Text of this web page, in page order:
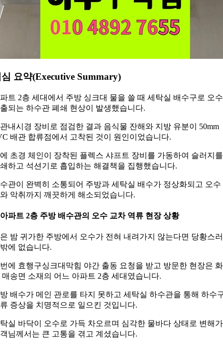
요약(Executive Summary)
트 2층 세대에서 주방 싱크대 물을 쓸 때 세탁실 배수구로 오
되는 하수관 폐쇄 현상이 발생했습니다.
내시경 장비로 점검한 결과 음식물 잔해와 지방 유분이 50mm
배관 합류점에서 고착된 것이 원인이었습니다.
초경 체인이 장착된 플렉스 샤프트 장비를 가동하여 슬러지를
하고 석션기로 흡입하는 해결책을 집행했습니다.
관이 완벽히 소통되어 주방과 세탁실 배수가 정상화되고 오수
악취까지 깨끗하게 해소되었습니다.
파트 2층 주방 배수관의 오수 교차 역류 현장 상황
밤 귀가한 주방에서 오수가 전혀 내려가지 않는다면 당황스
에 없습니다.
에 효행구싱크대막힘 야간 출동 요청을 받고 방문한 현장은
매송면 소재의 어느 아파트 2층 세대였습니다.
배수가 메인 관로를 타지 못하고 세탁실 하수관을 통해 하수
증상을 치명적으로 일으킨 것입니다.
실 바닥이 오수로 가득 차오르며 심각한 물바다 상태로 변해
님께서는 큰 고통을 겪고 계셨습니다.